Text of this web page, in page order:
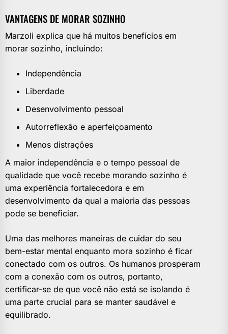
VANTAGENS DE MORAR SOZINHO
Marzoli explica que há muitos benefícios em
morar sozinho, incluindo:
Independência
Liberdade
Desenvolvimento pessoal
Autorreflexão e aperfeiçoamento
Menos distrações
A maior independência e o tempo pessoal de
qualidade que você recebe morando sozinho é
uma experiência fortalecedora e em
desenvolvimento da qual a maioria das pessoas
pode se beneficiar.
Uma das melhores maneiras de cuidar do seu
bem-estar mental enquanto mora sozinho é ficar
conectado com os outros. Os humanos prosperam
com a conexão com os outros, portanto,
certificar-se de que você não está se isolando é
uma parte crucial para se manter saudável e
equilibrado.